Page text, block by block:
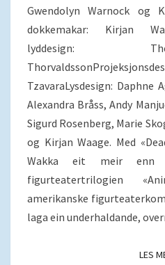
Gwendolyn Warnock og
dokkemakar: Kirjan
lyddesign:
TzavaraLysdesign: Daphne
Alexandra Bråss, Andy
Sigurd Rosenberg, Marie
og Kirjan Waage. Med
Wakka eit meir enn
figurteatertrilogien
amerikanske
laga ein underhaldande,
LES